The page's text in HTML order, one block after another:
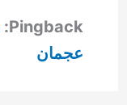
Pingback:
عجمان